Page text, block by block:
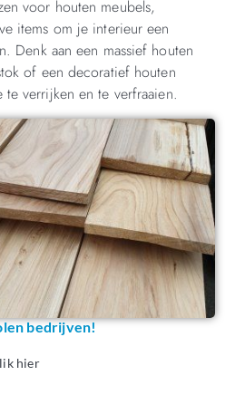
voor houten meubels,
items om je interieur een
Denk aan een massief houten
of een decoratief houten
verrijken en te verfraaien.
bedrijven!
hier